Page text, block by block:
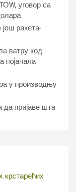
уговор са
ракета-
ватру код
појачала
у производњу
да пријаве шта
крстарећих